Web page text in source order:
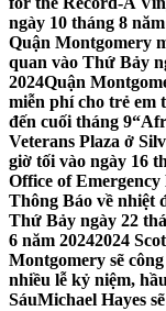
ngày 10 tháng 8
Quận Montgomery
quan vào Thứ Bảy
2024Quận
miễn phí cho trẻ em
đến cuối tháng 9
Veterans Plaza ở
giờ tối vào ngày 16
Office of
Thông Báo về nhiệt
Thứ Bảy ngày 22
6 năm 20242024
Montgomery sẽ
nhiều lễ kỷ niệm,
SáuMichael Hayes